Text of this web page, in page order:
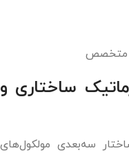
متخصص
ساختاری و
سه‌بعدی مولکول‌های